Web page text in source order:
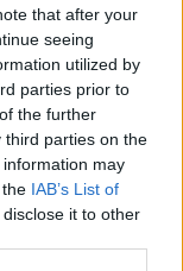
that after your
seeing
utilized by
parties prior to
the further
third parties on the
information may
IAB’s List of
it to other
e Voineag
lui Kirill